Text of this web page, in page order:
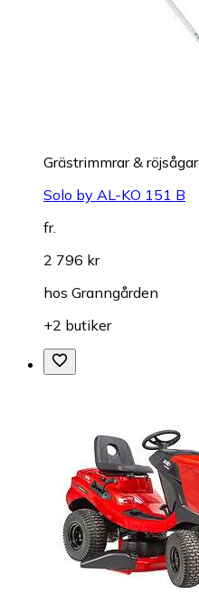
Grästrimmrar & röjsågar
Solo by AL-KO 151 B
fr.
2 796 kr
hos Granngården
+2 butiker